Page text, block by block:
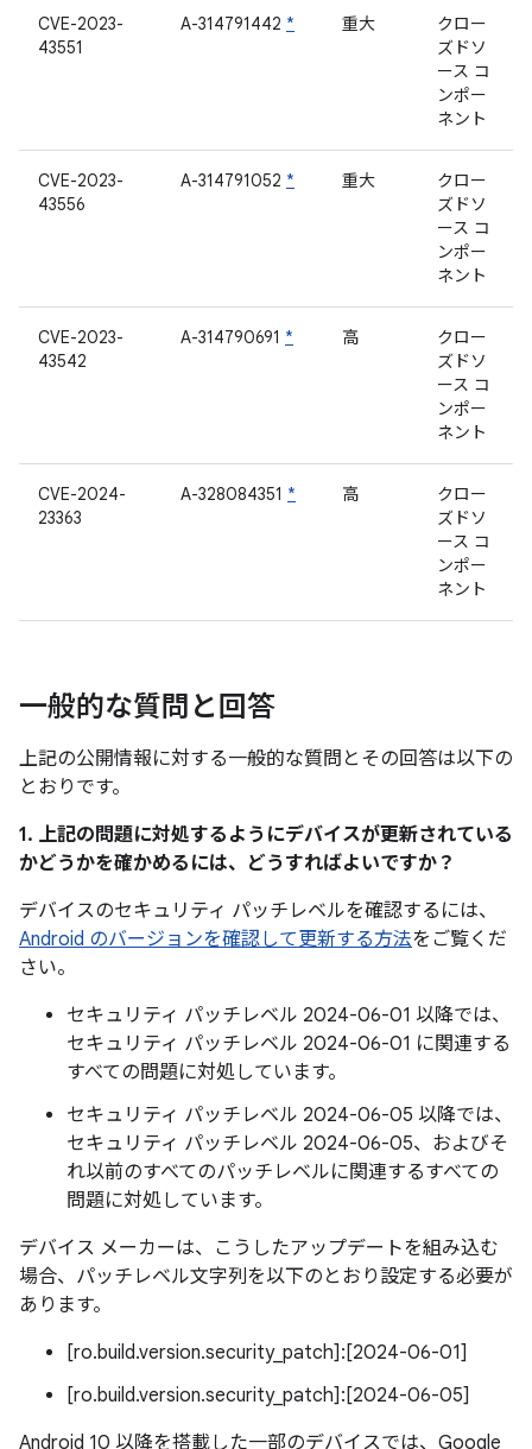
CVE-2023-
43551
A-314791442 * 重大
クロー
ズドソ
ース コ
ンポー
ネント
CVE-2023-
43556
A-314791052 * 重大
クロー
ズドソ
ース コ
ンポー
ネント
CVE-2023-
43542
A-314790691 * 高
クロー
ズドソ
ース コ
ンポー
ネント
CVE-2024-
23363
A-328084351 * 高
クロー
ズドソ
ース コ
ンポー
ネント
一般的な質問と回答
上記の公開情報に対する一般的な質問とその回答は以下の
とおりです。
1. 上記の問題に対処するようにデバイスが更新されている
かどうかを確かめるには、どうすればよいですか？
デバイスのセキュリティ パッチレベルを確認するには、
Android のバージョンを確認して更新する方法をご覧くだ
さい。
セキュリティ パッチレベル 2024-06-01 以降では、
セキュリティ パッチレベル 2024-06-01 に関連する
すべての問題に対処しています。
セキュリティ パッチレベル 2024-06-05 以降では、
セキュリティ パッチレベル 2024-06-05、およびそ
れ以前のすべてのパッチレベルに関連するすべての
問題に対処しています。
デバイス メーカーは、こうしたアップデートを組み込む
場合、パッチレベル文字列を以下のとおり設定する必要が
あります。
[ro.build.version.security_patch]:[2024-06-01]
[ro.build.version.security_patch]:[2024-06-05]
Android 10 以降を搭載した一部のデバイスでは、Google